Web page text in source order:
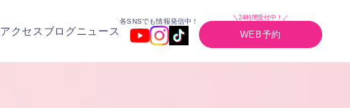
アクセス ブログニュース
各SNSでも情報発信中！
＼24時間受付中！／
WEB予約